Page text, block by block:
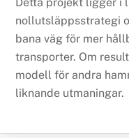
nollutsläppsstrategi
bana väg för mer
transporter. Om
modell för andra
liknande utmaningar.